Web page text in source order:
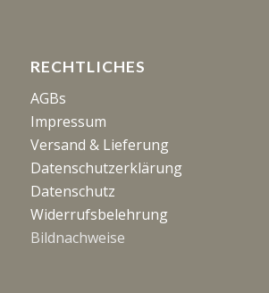
RECHTLICHES
AGBs
Impressum
Versand & Lieferung
Datenschutzerklärung
Datenschutz
Widerrufsbelehrung
Bildnachweise